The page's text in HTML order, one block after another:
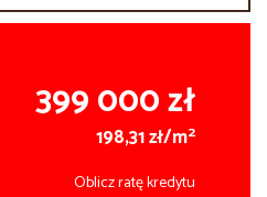
399 000 zł
198,31 zł/m2
Oblicz ratę kredytu